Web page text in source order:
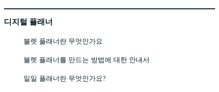
디지털 플래너
불렛 플래너란 무엇인가요
불렛 플래너를 만드는 방법에 대한 안내서
일일 플래너란 무엇인가요?